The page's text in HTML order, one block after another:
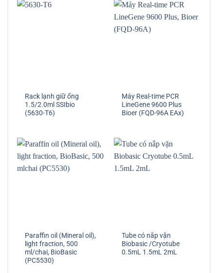
Rack lạnh giữ ống
1.5/2.0ml SSIbio
(5630-T6)
Máy Real-time PCR
LineGene 9600 Plus
Bioer (FQD-96A EAx)
Paraffin oil (Mineral oil),
light fraction, 500
ml/chai, BioBasic
(PC5530)
Tube có nắp vặn
Biobasic /Cryotube
0.5mL 1.5mL 2mL